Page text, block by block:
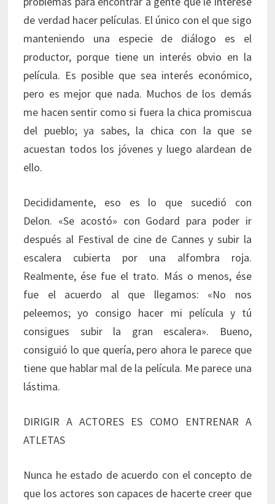
de verdad hacer películas. El único con el que sigo
manteniendo una especie de diálogo es el
productor, porque tiene un interés obvio en la
película. Es posible que sea interés económico,
pero es mejor que nada. Muchos de los demás
me hacen sentir como si fuera la chica promiscua
del pueblo; ya sabes, la chica con la que se
acuestan todos los jóvenes y luego alardean de
ello.
Decididamente, eso es lo que sucedió con
Delon. «Se acostó» con Godard para poder ir
después al Festival de cine de Cannes y subir la
escalera cubierta por una alfombra roja.
Realmente, ése fue el trato. Más o menos, ése
fue el acuerdo al que llegamos: «No nos
peleemos; yo consigo hacer mi película y tú
consigues subir la gran escalera». Bueno,
consiguió lo que quería, pero ahora le parece que
tiene que hablar mal de la película. Me parece una
lástima.
DIRIGIR A ACTORES ES COMO ENTRENAR A
ATLETAS
Nunca he estado de acuerdo con el concepto de
que los actores son capaces de hacerte creer que